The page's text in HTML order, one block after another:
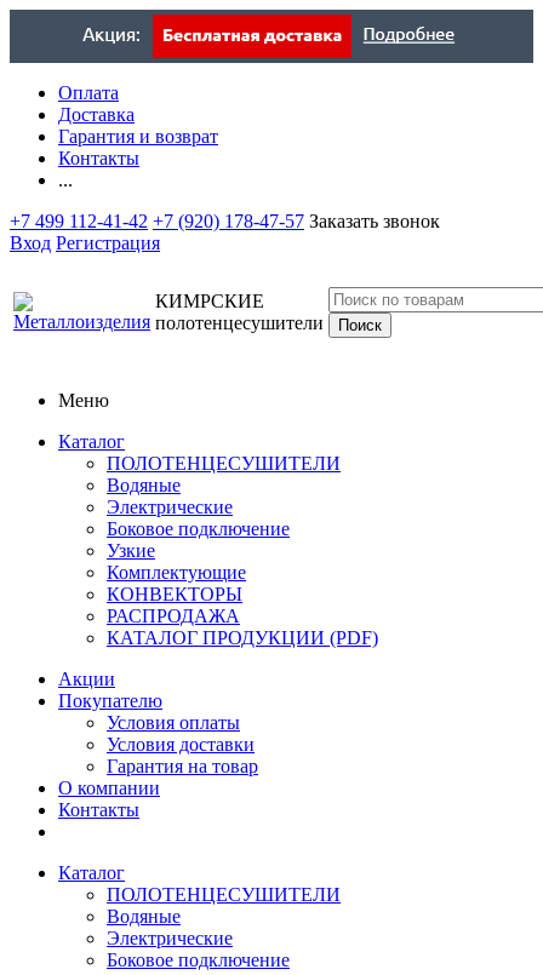
Оплата
Доставка
Гарантия и возврат
Контакты
...
+7 499 112-41-42 +7 (920) 178-47-57 Заказать звонок
Вход Регистрация
КИМРСКИЕ
полотенцесушители
Меню
Каталог
ПОЛОТЕНЦЕСУШИТЕЛИ
Водяные
Электрические
Боковое подключение
Узкие
Комплектующие
КОНВЕКТОРЫ
РАСПРОДАЖА
КАТАЛОГ ПРОДУКЦИИ (PDF)
Акции
Покупателю
Условия оплаты
Условия доставки
Гарантия на товар
О компании
Контакты
Каталог
ПОЛОТЕНЦЕСУШИТЕЛИ
Водяные
Электрические
Боковое подключение